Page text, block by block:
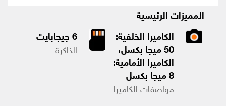
المهام السلس والطاقة طويلة الأمد في هيكل نحيف حاصل على
تصنيف IP54.
المميزات الرئيسية
الكاميرا الخلفية:
50 ميجا بكسل،
الكاميرا الأمامية:
8 ميجا بكسل
مواصفات الكاميرا
6 جيجابايت
الذاكرة